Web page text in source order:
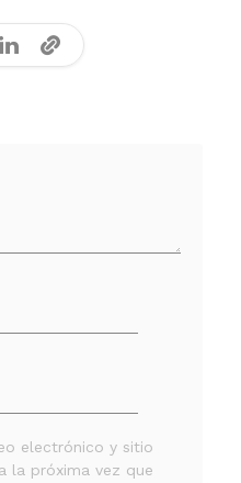
electrónico y sitio
la próxima vez que